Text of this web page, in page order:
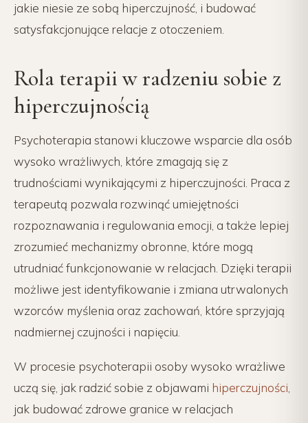
jakie niesie ze sobą hiperczujność, i budować
satysfakcjonujące relacje z otoczeniem.
Rola terapii w radzeniu sobie z
hiperczujnością
Psychoterapia stanowi kluczowe wsparcie dla osób
wysoko wrażliwych, które zmagają się z
trudnościami wynikającymi z hiperczujności. Praca z
terapeutą pozwala rozwinąć umiejętności
rozpoznawania i regulowania emocji, a także lepiej
zrozumieć mechanizmy obronne, które mogą
utrudniać funkcjonowanie w relacjach. Dzięki terapii
możliwe jest identyfikowanie i zmiana utrwalonych
wzorców myślenia oraz zachowań, które sprzyjają
nadmiernej czujności i napięciu.
W procesie psychoterapii osoby wysoko wrażliwe
uczą się, jak radzić sobie z objawami hiperczujności
jak budować zdrowe granice w relacjach